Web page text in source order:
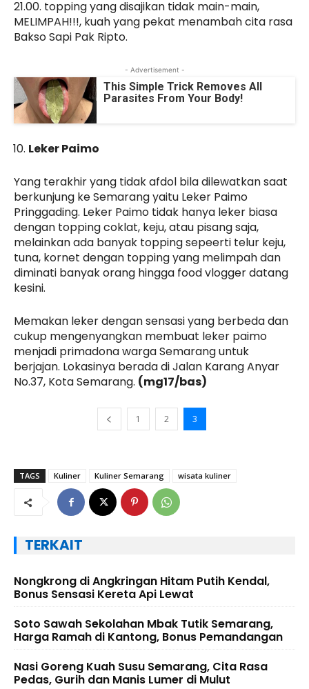
21.00. topping yang disajikan tidak main-main,
MELIMPAH!!!, kuah yang pekat menambah cita rasa
Bakso Sapi Pak Ripto.
- Advertisement -
This Simple Trick Removes All
Parasites From Your Body!
Leker Paimo
Yang terakhir yang tidak afdol bila dilewatkan saat
berkunjung ke Semarang yaitu Leker Paimo
Pringgading. Leker Paimo tidak hanya leker biasa
dengan topping coklat, keju, atau pisang saja,
melainkan ada banyak topping sepeerti telur keju,
tuna, kornet dengan topping yang melimpah dan
diminati banyak orang hingga food vlogger datang
kesini.
Memakan leker dengan sensasi yang berbeda dan
cukup mengenyangkan membuat leker paimo
menjadi primadona warga Semarang untuk
berjajan. Lokasinya berada di Jalan Karang Anyar
No.37, Kota Semarang. (mg17/bas)
1 2 3
TAGS Kuliner Kuliner Semarang wisata kuliner
TERKAIT
Nongkrong di Angkringan Hitam Putih Kendal,
Bonus Sensasi Kereta Api Lewat
Soto Sawah Sekolahan Mbak Tutik Semarang,
Harga Ramah di Kantong, Bonus Pemandangan
Nasi Goreng Kuah Susu Semarang, Cita Rasa
Pedas, Gurih dan Manis Lumer di Mulut